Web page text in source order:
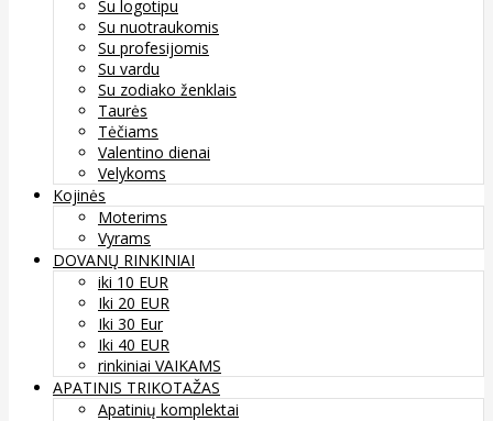
Su logotipu
Su nuotraukomis
Su profesijomis
Su vardu
Su zodiako ženklais
Taurės
Tėčiams
Valentino dienai
Velykoms
Kojinės
Moterims
Vyrams
DOVANŲ RINKINIAI
iki 10 EUR
Iki 20 EUR
Iki 30 Eur
Iki 40 EUR
rinkiniai VAIKAMS
APATINIS TRIKOTAŽAS
Apatinių komplektai